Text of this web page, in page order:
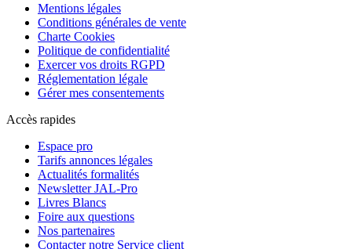
Mentions légales
Conditions générales de vente
Charte Cookies
Politique de confidentialité
Exercer vos droits RGPD
Réglementation légale
Gérer mes consentements
Accès rapides
Espace pro
Tarifs annonces légales
Actualités formalités
Newsletter JAL-Pro
Livres Blancs
Foire aux questions
Nos partenaires
Contacter notre Service client